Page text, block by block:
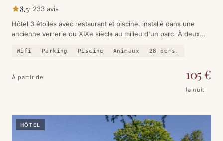
8.5· 233 avis
Hôtel 3 étoiles avec restaurant et piscine, installé dans une
ancienne verrerie du XIXe siècle au milieu d'un parc. À deux
Wifi Parking Piscine Animaux 28 pers.
À partir de 105 €
la nuit
HÔTEL